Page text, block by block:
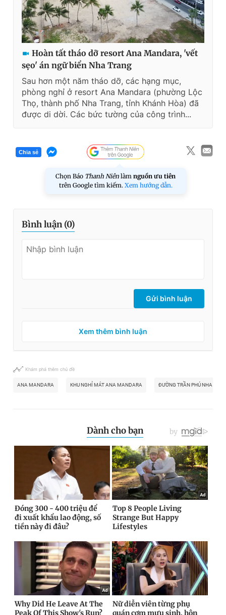
Hoàn tất tháo dỡ resort Ana Mandara, 'vết
sẹo' án ngữ biển Nha Trang
Sau hơn một năm tháo dỡ, các hạng mục,
phòng nghỉ ở resort Ana Mandara (phường Lộc
Thọ, thành phố Nha Trang, tỉnh Khánh Hòa) đã
được di dời. Các bức tường của công trình...
Chia sẻ
Chọn Báo Thanh Niên làm nguồn ưu tiên
trên Google tìm kiếm. Xem hướng dẫn.
Bình luận (0)
Gửi bình luận
Xem thêm bình luận
Khám phá thêm chủ đề
ANA MANDARA KHU NGHỈ MÁT ANA MANDARA ĐƯỜNG TRẦN PHÚ NHA